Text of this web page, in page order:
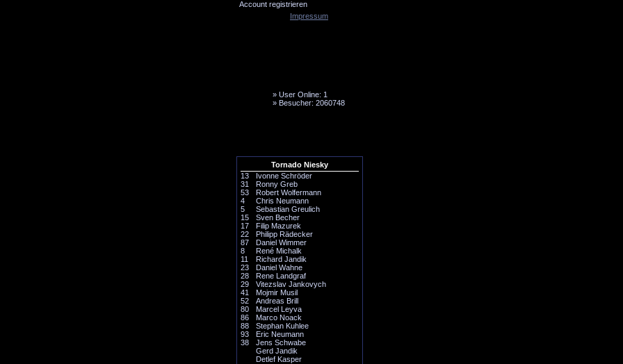
Account registrieren
» User Online: 1
» Besucher: 2060748
Tornado Niesky
13
Ivonne Schröder
31
Ronny Greb
53
Robert Wolfermann
4
Chris Neumann
5
Sebastian Greulich
15
Sven Becher
17
Filip Mazurek
22
Philipp Rädecker
87
Daniel Wimmer
8
René Michalk
11
Richard Jandik
23
Daniel Wahne
28
Rene Landgraf
29
Vitezslav Jankovych
41
Mojmir Musil
52
Andreas Brill
80
Marcel Leyva
86
Marco Noack
88
Stephan Kuhlee
93
Eric Neumann
38
Jens Schwabe
Gerd Jandik
Detlef Kasper
Impressum